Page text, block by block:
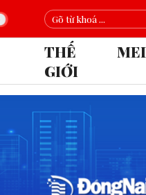
THẾ
GIỚI